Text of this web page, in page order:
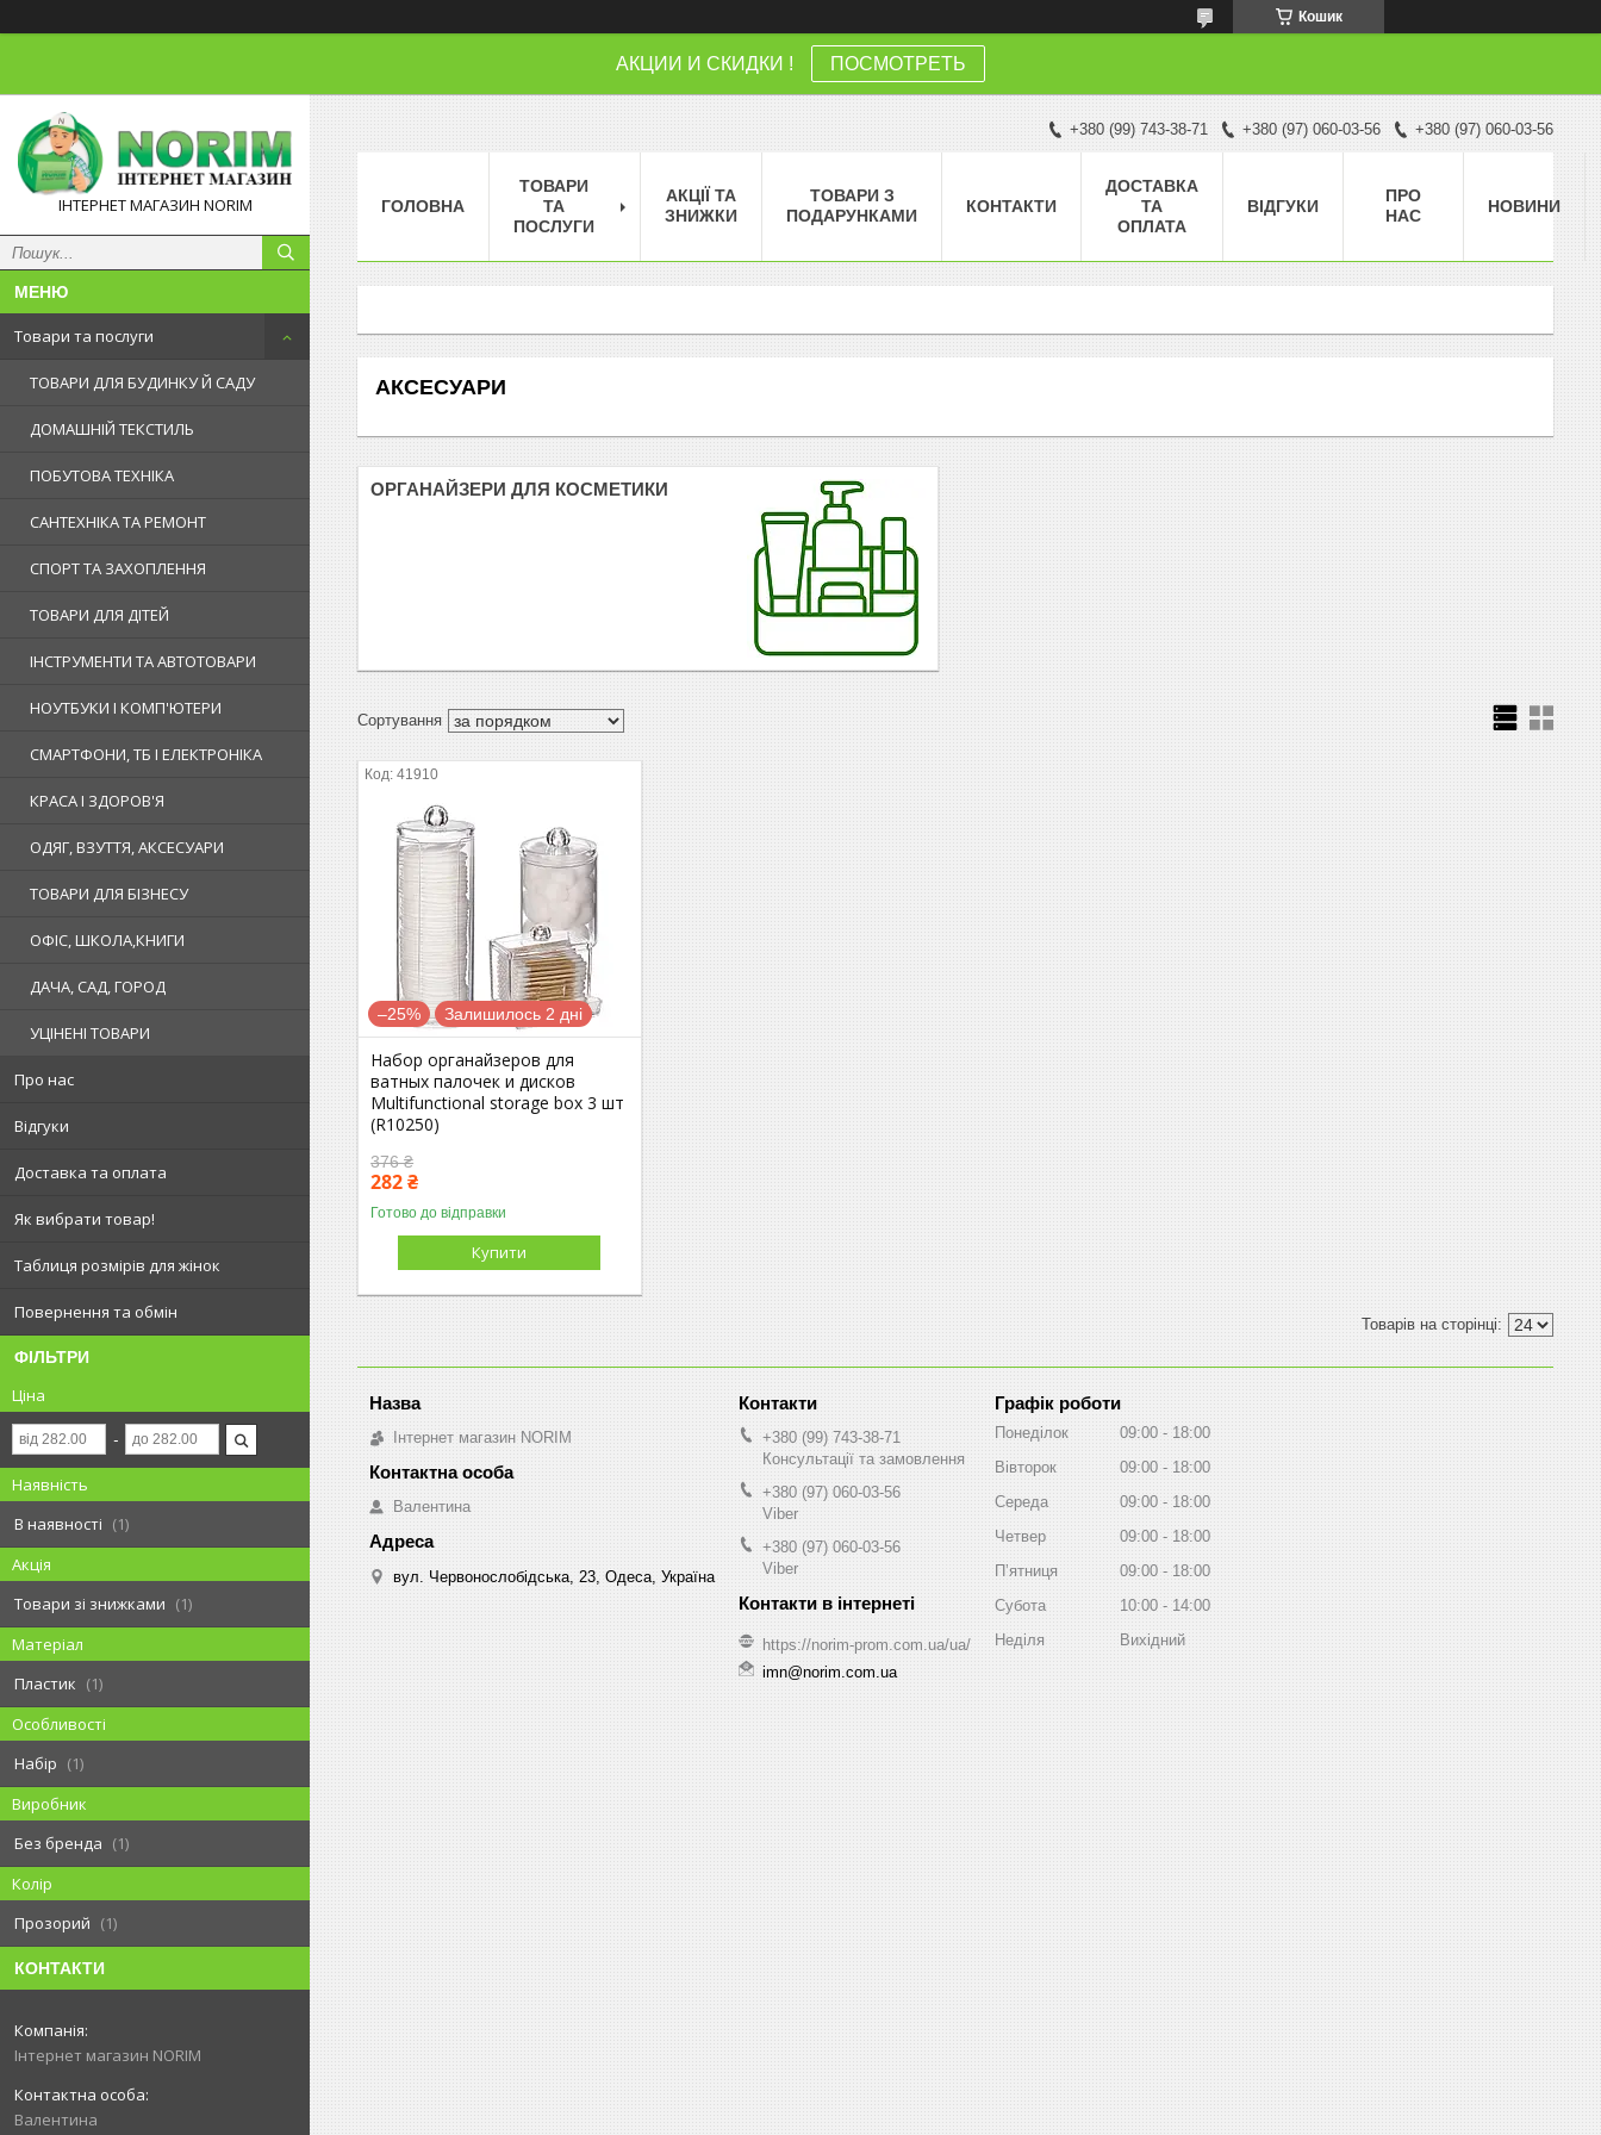
Кошик
АКЦИИ И СКИДКИ ! ПОСМОТРЕТЬ
ІНТЕРНЕТ МАГАЗИН NORIM
Товари та послуги
ТОВАРИ ДЛЯ БУДИНКУ Й САДУ
ДОМАШНІЙ ТЕКСТИЛЬ
ПОБУТОВА ТЕХНІКА
САНТЕХНІКА ТА РЕМОНТ
СПОРТ ТА ЗАХОПЛЕННЯ
ТОВАРИ ДЛЯ ДІТЕЙ
ІНСТРУМЕНТИ ТА АВТОТОВАРИ
НОУТБУКИ І КОМП'ЮТЕРИ
СМАРТФОНИ, ТБ І ЕЛЕКТРОНІКА
КРАСА І ЗДОРОВ'Я
ОДЯГ, ВЗУТТЯ, АКСЕСУАРИ
ТОВАРИ ДЛЯ БІЗНЕСУ
ОФІС, ШКОЛА,КНИГИ
ДАЧА, САД, ГОРОД
УЦІНЕНІ ТОВАРИ
Про нас
Відгуки
Доставка та оплата
Як вибрати товар!
Таблиця розмірів для жінок
Повернення та обмін
ФІЛЬТРИ
Ціна
Наявність
В наявності
1
Акція
Товари зі знижками
1
Матеріал
Пластик
1
Особливості
Набір
1
Виробник
Без бренда
1
Колір
Прозорий
1
КОНТАКТИ
Інтернет магазин NORIM
Валентина
+380 (99) 743-38-71 +380 (97) 060-03-56 +380 (97) 060-03-56
ГОЛОВНА
ТОВАРИ
ТА
ПОСЛУГИ
АКЦІЇ ТА
ЗНИЖКИ
ТОВАРИ З
ПОДАРУНКАМИ
КОНТАКТИ
ДОСТАВКА
ТА
ОПЛАТА
ВІДГУКИ
ПРО
НАС
НОВИНИ
АКСЕСУАРИ
ОРГАНАЙЗЕРИ ДЛЯ КОСМЕТИКИ
41910
–25% Залишилось 2 дні
Набор органайзеров для
ватных палочек и дисков
Multifunctional storage box 3 шт
(R10250)
376 ₴
282 ₴
Готово до відправки
Купити
Інтернет магазин NORIM
Валентина
вул. Червонослобідська, 23, Одеса, Україна
+380 (99) 743-38-71
Консультації та замовлення
+380 (97) 060-03-56
Viber
+380 (97) 060-03-56
Viber
https://norim-prom.com.ua/ua/
imn@norim.com.ua
Графік роботи
Понеділок 09:00
18:00
Вівторок
09:00
18:00
Середа
09:00
18:00
Четвер
09:00
18:00
Пʼятниця
09:00
18:00
Субота
10:00
14:00
Неділя
Вихідний